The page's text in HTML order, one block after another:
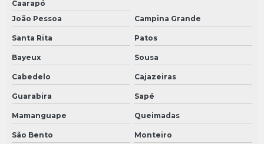
Caarapó
João Pessoa
Campina Grande
Santa Rita Patos
Bayeux Sousa
Cabedelo Cajazeiras
Guarabira Sapé
Mamanguape Queimadas
São Bento Monteiro